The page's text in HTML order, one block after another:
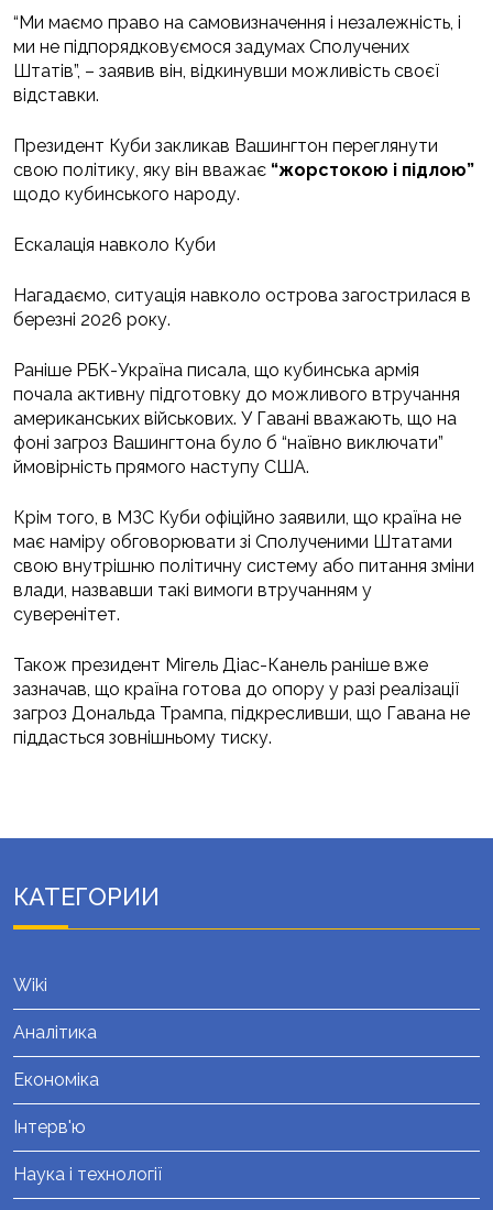
“Ми маємо право на самовизначення і незалежність, і
ми не підпорядковуємося задумах Сполучених
Штатів”, – заявив він, відкинувши можливість своєї
відставки.
Президент Куби закликав Вашингтон переглянути
свою політику, яку він вважає “жорстокою і підлою”
щодо кубинського народу.
Ескалація навколо Куби
Нагадаємо, ситуація навколо острова загострилася в
березні 2026 року.
Раніше РБК-Україна писала, що кубинська армія
почала активну підготовку до можливого втручання
американських військових. У Гавані вважають, що на
фоні загроз Вашингтона було б “наївно виключати”
ймовірність прямого наступу США.
Крім того, в МЗС Куби офіційно заявили, що країна не
має наміру обговорювати зі Сполученими Штатами
свою внутрішню політичну систему або питання зміни
влади, назвавши такі вимоги втручанням у
суверенітет.
Також президент Мігель Діас-Канель раніше вже
зазначав, що країна готова до опору у разі реалізації
загроз Дональда Трампа, підкресливши, що Гавана не
піддасться зовнішньому тиску.
КАТЕГОРИИ
Wiki
Аналітика
Економіка
Інтерв'ю
Наука і технології